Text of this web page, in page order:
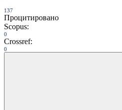
137
Процитировано
Scopus:
0
Crossref:
0